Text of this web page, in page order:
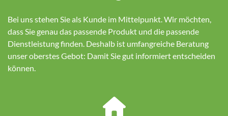
Bei uns stehen Sie als Kunde im Mittelpunkt. Wir möchten,
dass Sie genau das passende Produkt und die passende
Dienstleistung finden. Deshalb ist umfangreiche Beratung
unser oberstes Gebot: Damit Sie gut informiert entscheiden
können.